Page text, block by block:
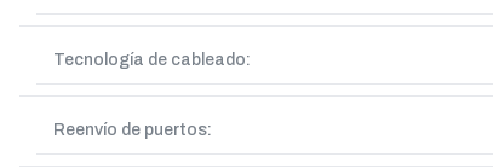
Tecnología de cableado:
Reenvío de puertos: